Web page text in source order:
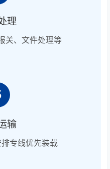
理
关、文件处理等
输
专线优先装载